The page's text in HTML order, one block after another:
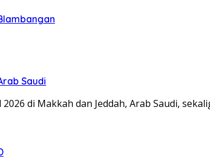
Saudi
di Makkah dan Jeddah, Arab Saudi,